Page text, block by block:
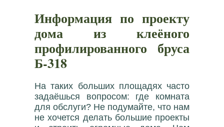
Информация по проекту
дома из клеёного
профилированного бруса
Б-318
На таких больших площадях часто
задаёшься вопросом: где комната
для обслуги? Не подумайте, что нам
не хочется делать большие проекты